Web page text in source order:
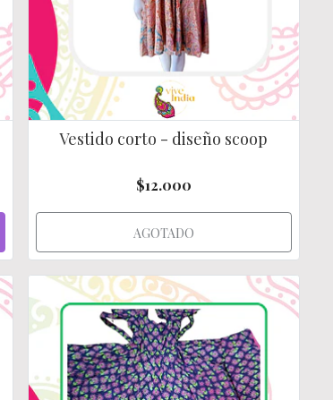
Vestido corto - diseño scoop
$12.000
AGOTADO